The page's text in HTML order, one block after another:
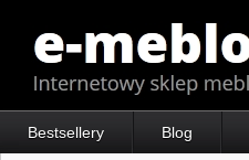
Bestsellery Blog